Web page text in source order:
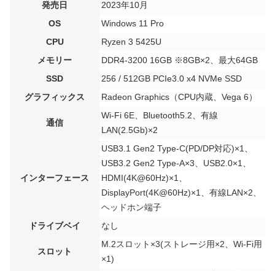
発売日
2023年10月
OS
Windows 11 Pro
CPU
Ryzen 3 5425U
メモリー
DDR4-3200 16GB ※8GB×2、最大64GB
SSD
256 / 512GB PCIe3.0 x4 NVMe SSD
グラフィックス
Radeon Graphics（CPU内蔵、Vega 6）
通信
Wi-Fi 6E、Bluetooth5.2、有線
LAN(2.5Gb)×2
インターフェース
USB3.1 Gen2 Type-C(PD/DP対応)×1、
USB3.2 Gen2 Type-A×3、USB2.0×1、
HDMI(4K@60Hz)×1、
DisplayPort(4K@60Hz)×1、有線LAN×2、
ヘッドホン端子
ドライブベイ
なし
スロット
M.2スロット×3(ストレージ用×2、Wi-Fi用
×1)